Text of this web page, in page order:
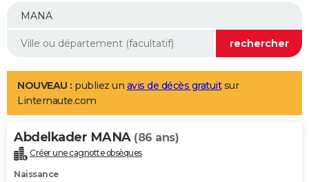
Mobiles
Meilleur smartphone
Internet
Ordinateurs
Jeux vidéo
Guide high-tech
Aménagement intérieur
LIFESTYLE
Art de vivre
Bien-être
Loisirs
Mode
Modes de vie
Alimentation
Guide de la santé
Maladies
Médicaments
Sommeil
VOYAGE
Destinations
City break
Voyage nature
Voyage de noces
Forum
Climat
+PHOTO
NOUVEAU : publiez un avis de décès gratuitsur
Linternaute.com
Abdelkader MANA (86 ans)
Créer une cagnotte obsèques
Naissance